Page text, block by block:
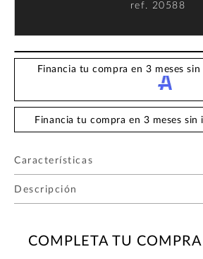
ref. 20588
Financia tu compra en 3 meses
Financia tu compra en 3 meses sin
Características
Descripción
COMPLETA TU